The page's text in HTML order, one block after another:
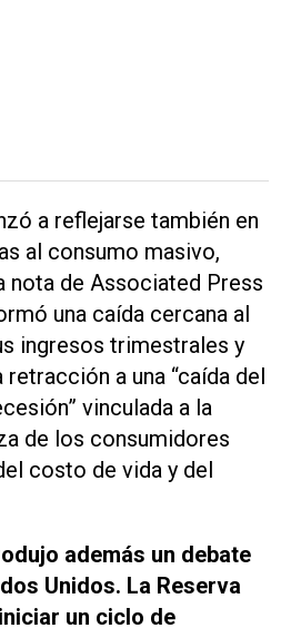
a reflejarse también en
al consumo masivo,
nota de Associated Press
una caída cercana al
ingresos trimestrales y
a una “caída del
vinculada a la
de los consumidores
costo de vida y del
además un debate
Unidos. La Reserva
un ciclo de